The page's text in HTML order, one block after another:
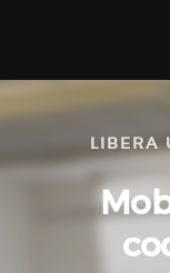
LIBERA